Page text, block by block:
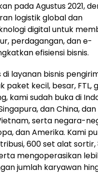
pada Agustus 2021,
logistik global dan
digital untuk
perdagangan, dan e-
efisiensi bisnis.
di layanan bisnis
paket kecil, besar, FTL,
kami sudah buka di
dan China,
serta negara-
dan Amerika. Kami
600 set alat sortir,
mengoperasikan
jumlah karyawan